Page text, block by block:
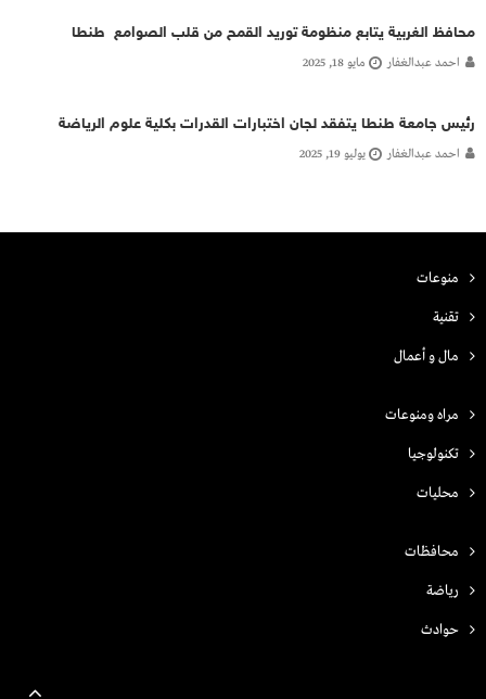
محافظ الغربية يتابع منظومة توريد القمح من قلب الصوامع طنطا
احمد عبدالغفار مايو 18, 2025
رئيس جامعة طنطا يتفقد لجان اختبارات القدرات بكلية علوم الرياضة
احمد عبدالغفار يوليو 19, 2025
منوعات
تقنية
مال و أعمال
مراه ومنوعات
تكنولوجيا
محليات
محافظات
رياضة
حوادث